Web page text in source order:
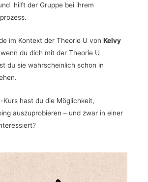
hilft der Gruppe bei ihrem
im Kontext der Theorie U von Kelvy
du dich mit der Theorie U
du sie wahrscheinlich schon in
Kurs hast du die Möglichkeit,
auszuprobieren – und zwar in einer